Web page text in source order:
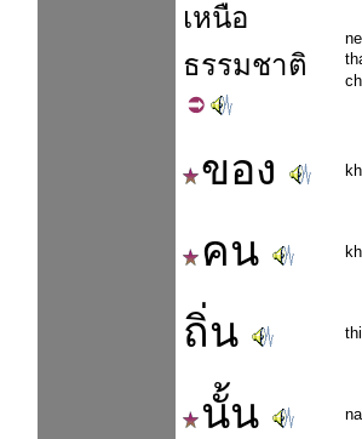
เหนือ
ธรรมชาติ
ของ
คน
ถิ่น
นั้น